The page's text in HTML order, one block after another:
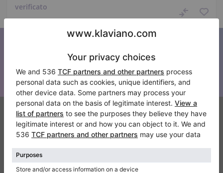
verificato
Iscriviti alla nostra newsletter
Tenetevi aggiornati su tutte le novità di Klaviano
Klaviano
FAQ
Contatto